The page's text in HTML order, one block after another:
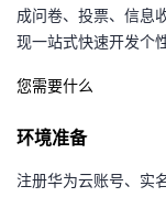
客
论
的
我
播
活
的
我
成问卷、投票、信息
现一站式快速开发个
您需要什么
环境准备
注册华为云账号、实